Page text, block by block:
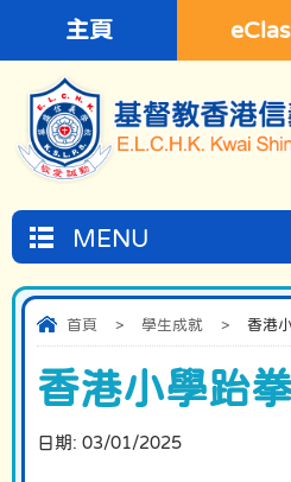
主頁
MENU
首頁 > 學生成就 > 香港
香港小學跆
日期: 03/01/2025